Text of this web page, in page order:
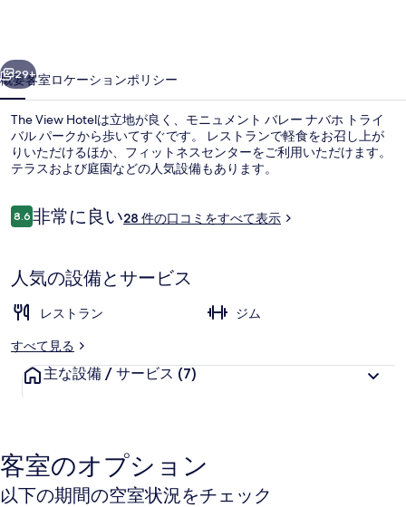
ャ
ラ
リ
ー
次へ
29+
概要客室ロケーションポリシー
The View Hotelは立地が良く、モニュメント バレー ナバホ トライ
バル パークから歩いてすぐです。 レストランで軽食をお召し上が
りいただけるほか、フィットネスセンターをご利用いただけます。
テラスおよび庭園などの人気設備もあります。
口
コ
8.610段階中8.6
非常に良い28 件の口コミをすべて表示
人気の設備とサービス
レストラン
ジム
すべて見る
主な設備 / サービス (7)
客室のオプション
以下の期間の空室状況をチェック